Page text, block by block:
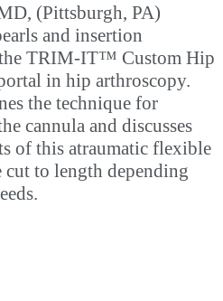
(Pittsburgh, PA)
and insertion
TRIM-IT™ Custom Hip
in hip arthroscopy.
the technique for
cannula and discusses
of this atraumatic flexible
cut to length depending